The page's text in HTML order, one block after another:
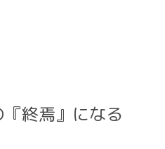
終焉』になる